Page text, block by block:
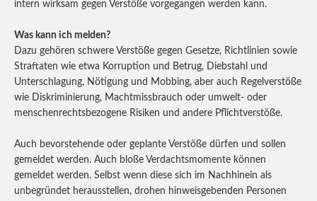
intern wirksam gegen Verstöße vorgegangen werden kann.
Was kann ich melden?
Dazu gehören schwere Verstöße gegen Gesetze, Richtlinien sowie
Straftaten wie etwa Korruption und Betrug, Diebstahl und
Unterschlagung, Nötigung und Mobbing, aber auch Regelverstöße
wie Diskriminierung, Machtmissbrauch oder umwelt- oder
menschenrechtsbezogene Risiken und andere Pflichtverstöße.
Auch bevorstehende oder geplante Verstöße dürfen und sollen
gemeldet werden. Auch bloße Verdachtsmomente können
gemeldet werden. Selbst wenn diese sich im Nachhinein als
unbegründet herausstellen, drohen hinweisgebenden Personen